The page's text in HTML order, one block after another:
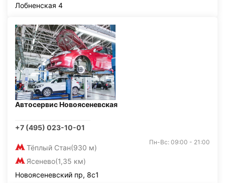
Лобненская 4
Автосервис Новоясеневская
+7 (495) 023-10-01
Тёплый Стан(930 м)
Ясенево(1,35 км)
Пн-Вс: 09:00 - 21:00
Новоясеневский пр, 8с1